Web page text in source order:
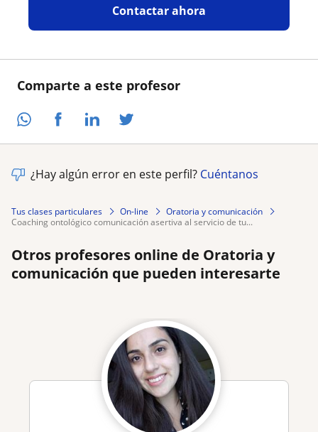
Comparte a este profesor
Contactar ahora
¿Hay algún error en este perfil? Cuéntanos
Tus clases particulares On-line
Oratoria y comunicación
coaching ontológico comunicación asertiva al servicio de tu...
Otros profesores online de Oratoria y
comunicación que pueden interesarte